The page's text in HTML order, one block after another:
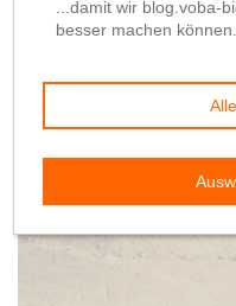
Ankündigung
ab Montag
vonWolfgang Hilleke